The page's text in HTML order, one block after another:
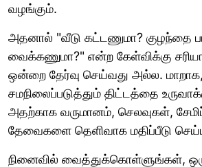
வழங்கும்.
அதனால் "வீடு கட்டணுமா? குழந்தை
வைக்கணுமா?" என்ற கேள்விக்கு
ஒன்றை தேர்வு செய்வது அல்ல.
சமநிலைப்படுத்தும் திட்டத்தை
அதற்காக வருமானம், செலவுகள்,
தேவைகளை தெளிவாக மதிப்பீடு
நினைவில் வைத்துக்கொள்ளுங்கள்,